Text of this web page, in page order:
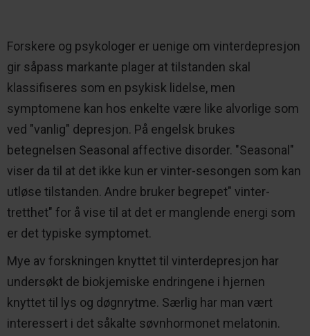
Forskere og psykologer er uenige om vinterdepresjon
gir såpass markante plager at tilstanden skal
klassifiseres som en psykisk lidelse, men
symptomene kan hos enkelte være like alvorlige som
ved "vanlig" depresjon. På engelsk brukes
betegnelsen Seasonal affective disorder. "Seasonal"
viser da til at det ikke kun er vinter-sesongen som kan
utløse tilstanden. Andre bruker begrepet" vinter-
tretthet" for å vise til at det er manglende energi som
er det typiske symptomet.
Mye av forskningen knyttet til vinterdepresjon har
undersøkt de biokjemiske endringene i hjernen
knyttet til lys og døgnrytme. Særlig har man vært
interessert i det såkalte søvnhormonet melatonin.